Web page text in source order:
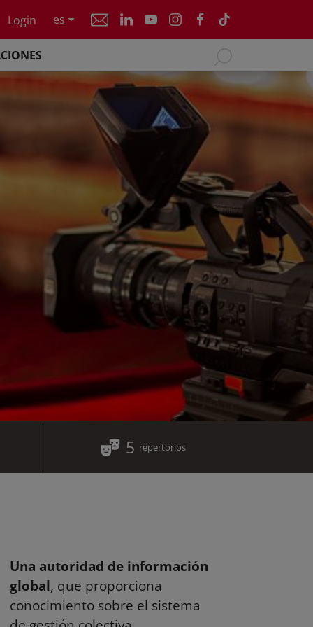
Login es
5 repertorios
Una autoridad de información
global, que proporciona
conocimiento sobre el sistema